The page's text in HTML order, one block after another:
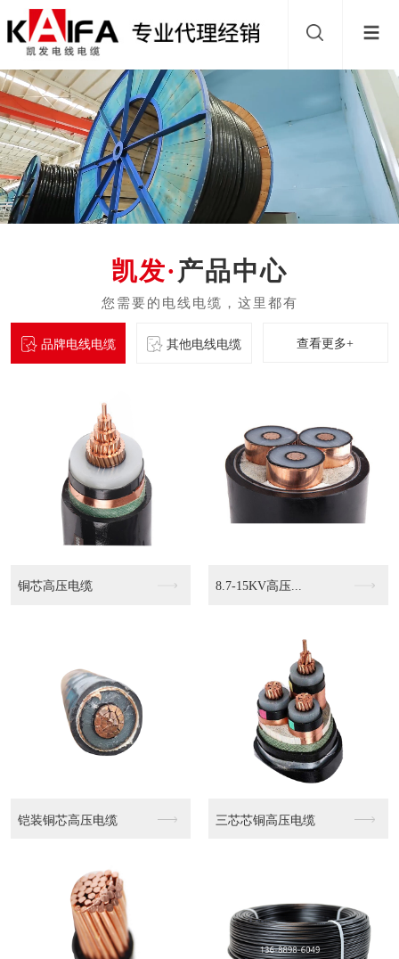
产品中心
品牌电线电缆 其他电线电缆 查看更多+
KVVP2 4503... KVVP2-22 4...
WDZN-YJY 0... WDZN-YJY 0...